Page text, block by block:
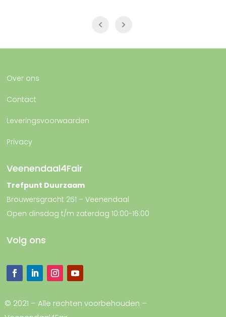
Over ons
Contact
Leveringsvoorwaarden
Privacy
Veenendaal4Fair
Trefpunt Duurzaam
Brouwersgracht 251 – Veenendaal
Open dinsdag t/m zaterdag 10:00-16:00
Volg ons
© 2021 – Alle rechten voorbehouden –